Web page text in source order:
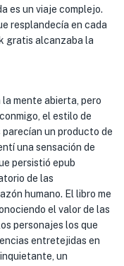
es un viaje complejo.
resplandecía en cada
gratis alcanzaba la
mente abierta, pero
el estilo de
un producto de
una sensación de
persistió epub
de las
humano. El libro me
el valor de las
personajes los que
entretejidas en
un